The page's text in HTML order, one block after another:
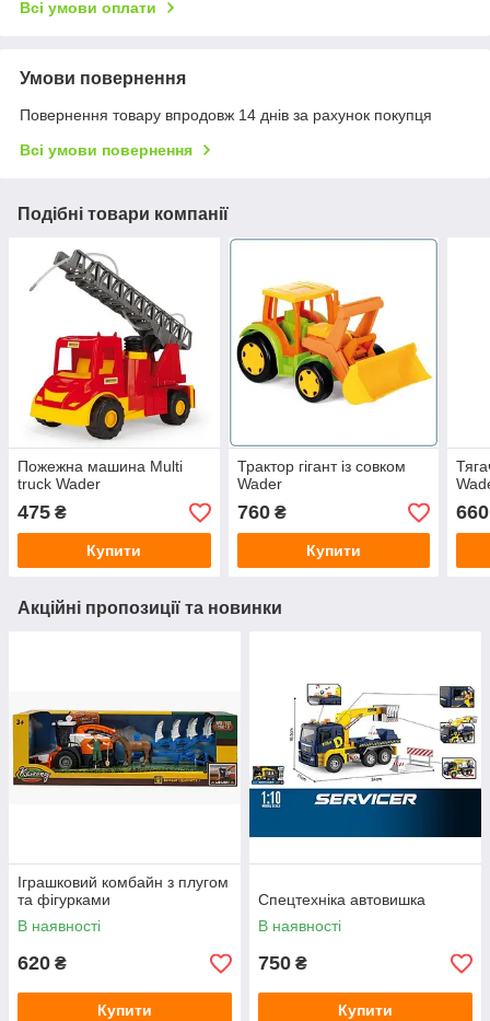
Всі умови оплати
Умови повернення
Повернення товару впродовж 14 днів за рахунок покупця
Всі умови повернення
Подібні товари компанії
Пожежна машина Multi
truck Wader
475 ₴
Купити
Трактор гігант із совком
Wader
760₴
Купити
660
Акційні пропозиції та новинки
Іграшковий комбайн з плугом
та фігурками
В наявності
620 ₴
Купити
Спецтехніка автовишка
В наявності
750 ₴
Купити